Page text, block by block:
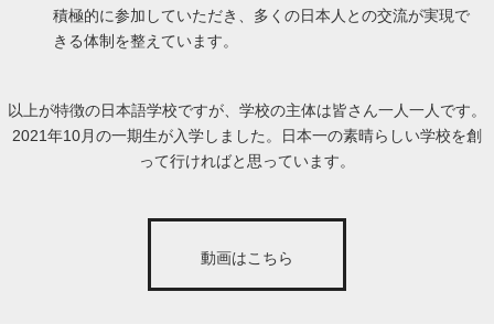
積極的に参加していただき、多くの日本人との交流が実現で
きる体制を整えています。
以上が特徴の日本語学校ですが、学校の主体は皆さん一人一人です。
2021年10月の一期生が入学しました。日本一の素晴らしい学校を創
って行ければと思っています。
動画はこちら